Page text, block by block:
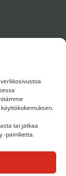
tai jatkaa
-painiketta.